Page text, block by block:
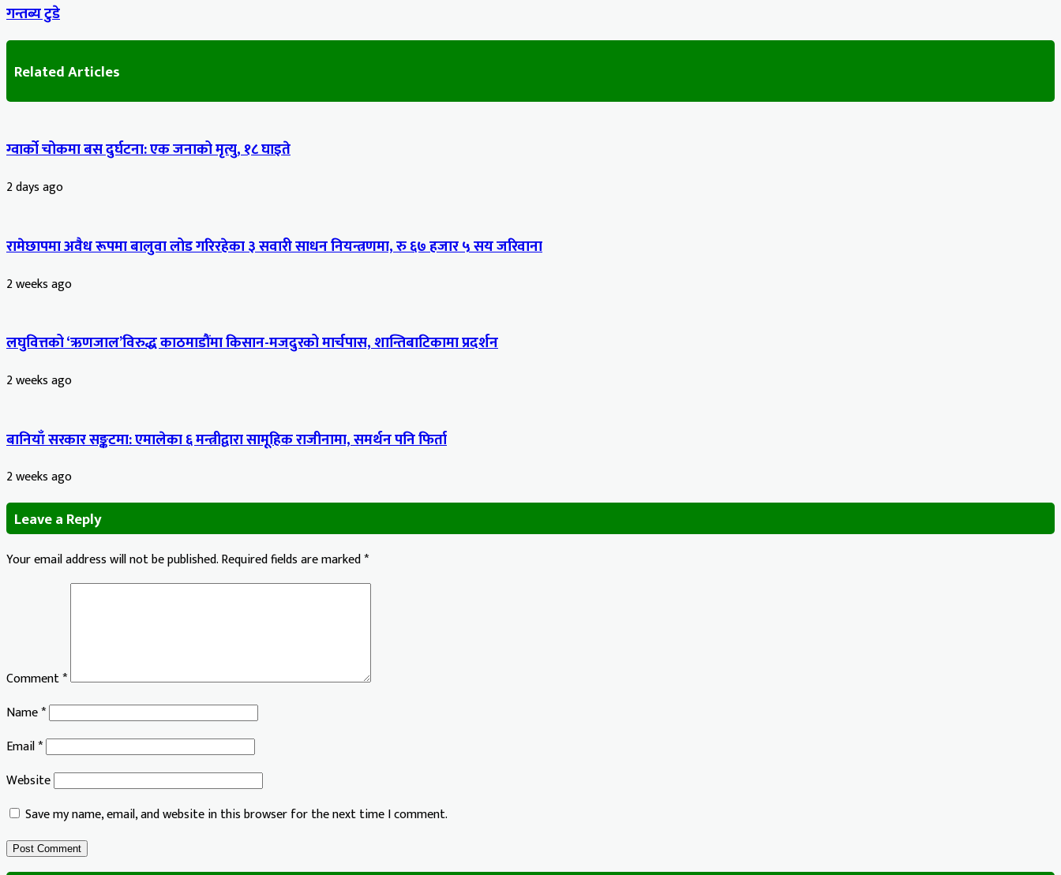
गन्तब्य टुडे
Related Articles
ग्वार्को चोकमा बस दुर्घटना: एक जनाको मृत्यु, १८ घाइते
2 days ago
रामेछापमा अवैध रूपमा बालुवा लोड गरिरहेका ३ सवारी साधन नियन्त्रणमा, रु ६७ हजार ५ सय जरिवाना
2 weeks ago
लघुवित्तको ‘ऋणजाल’विरुद्ध काठमाडौंमा किसान-मजदुरको मार्चपास, शान्तिबाटिकामा प्रदर्शन
2 weeks ago
बानियाँ सरकार सङ्कटमा: एमालेका ६ मन्त्रीद्वारा सामूहिक राजीनामा, समर्थन पनि फिर्ता
2 weeks ago
Leave a Reply
Your email address will not be published.Required fields are marked*
Comment*
Name*
Email*
Website
Save my name, email, and website in this browser for the next time I comment.